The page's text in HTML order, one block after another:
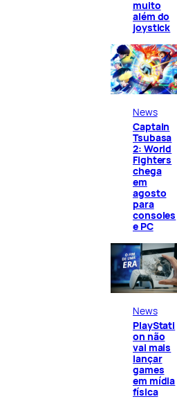
muito
além do
joystick
News
Captain
Tsubasa
2: World
Fighters
chega
em
agosto
para
consoles
e PC
News
PlayStati
on não
vai mais
lançar
games
em mídia
física